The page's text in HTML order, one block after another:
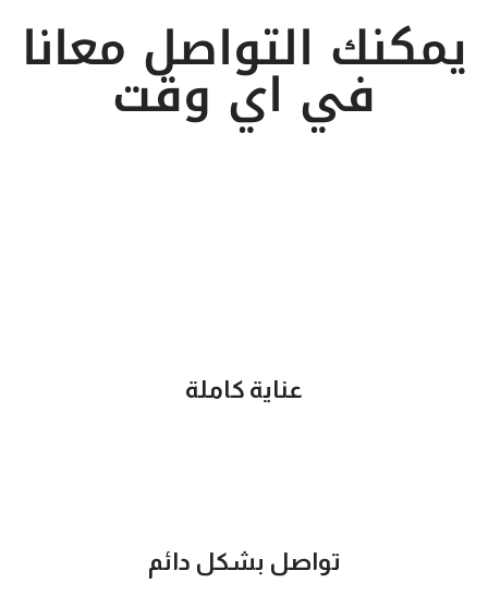
يمكنك التواصل معانا
في اي وقت
عناية كاملة
تواصل بشكل دائم